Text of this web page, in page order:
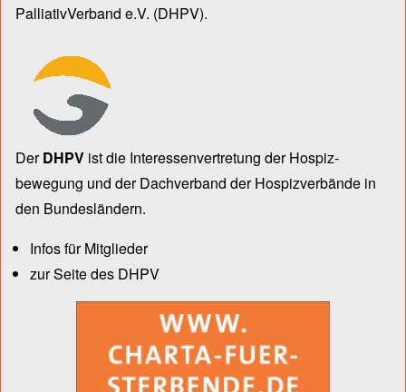
PalliativVerband e.V. (DHPV).
DerDHPV ist die Inter­essen­ver­tre­tung der Hospiz­
bewegung und der Dach­verband der Hospiz­verbände in
den Bun­des­län­dern.
Infos für Mitglieder
zur Seite des DHPV